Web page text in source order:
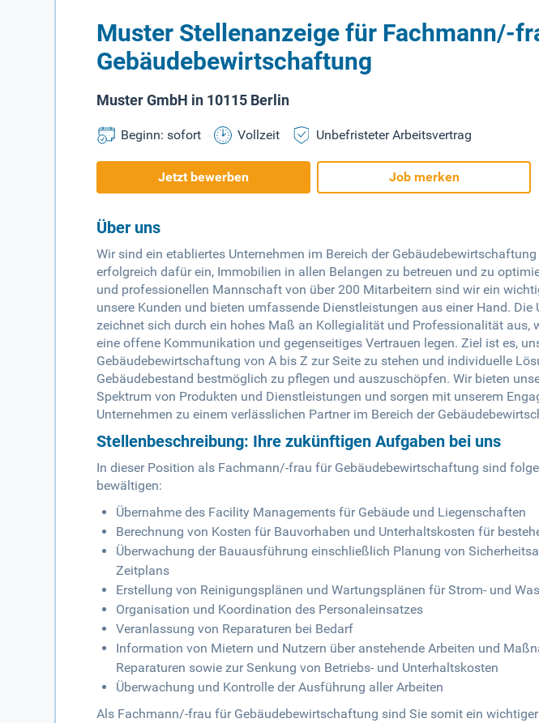
Muster Stellenanzeige für Fachmann/-
Gebäudebewirtschaftung
Muster GmbH in 10115 Berlin
Beginn: sofort Vollzeit Unbefristeter Arbeitsvertrag
Jetzt bewerben Job merken
Über uns
Wir sind ein etabliertes Unternehmen im Bereich der
erfolgreich dafür ein, Immobilien in allen Belangen zu betreuen und zu
und professionellen Mannschaft von über 200 Mitarbeitern sind wir ein
unsere Kunden und bieten umfassende Dienstleistungen aus einer Hand. Die
zeichnet sich durch ein hohes Maß an Kollegialität und Professionalität aus,
eine offene Kommunikation und gegenseitiges Vertrauen legen. Ziel ist es,
Gebäudebewirtschaftung von A bis Z zur Seite zu stehen und individuelle
Gebäudebestand bestmöglich zu pflegen und auszuschöpfen. Wir bieten
Spektrum von Produkten und Dienstleistungen und sorgen mit unserem
Unternehmen zu einem verlässlichen Partner im Bereich der
Stellenbeschreibung: Ihre zukünftigen Aufgaben bei uns
In dieser Position als Fachmann/-frau für Gebäudebewirtschaftung sind
bewältigen:
Übernahme des Facility Managements für Gebäude und Liegenschaften
Berechnung von Kosten für Bauvorhaben und Unterhaltskosten für
Überwachung der Bauausführung einschließlich Planung von
Zeitplans
Erstellung von Reinigungsplänen und Wartungsplänen für Strom- und
Organisation und Koordination des Personaleinsatzes
Veranlassung von Reparaturen bei Bedarf
Information von Mietern und Nutzern über anstehende Arbeiten und
Reparaturen sowie zur Senkung von Betriebs- und Unterhaltskosten
Überwachung und Kontrolle der Ausführung aller Arbeiten
Als Fachmann/-frau für Gebäudebewirtschaftung sind Sie somit ein